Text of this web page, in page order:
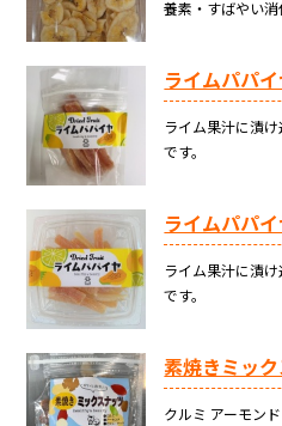
養素・すばやい
ライムパパイ
ライム果汁に漬
です。
ライムパパ
ライム果汁に漬
です。
素焼きミッ
クルミ アーモン